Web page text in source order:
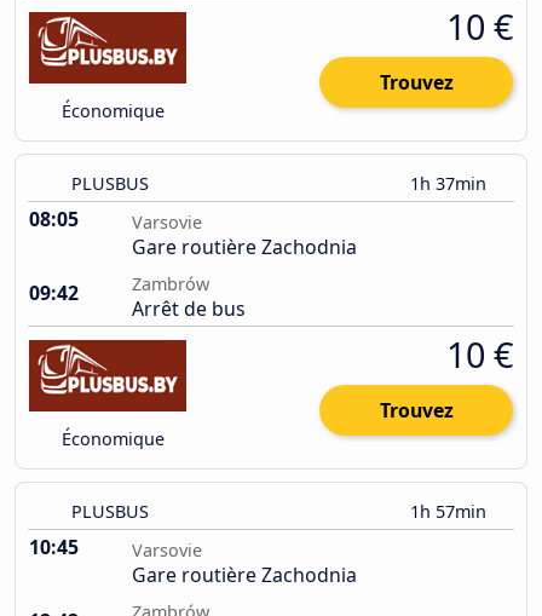
Économique
10 €
Trouvez
PLUSBUS 1h 37min
08:05 Varsovie
Gare routière Zachodnia
09:42
Zambrów
Arrêt de bus
Économique
10 €
Trouvez
PLUSBUS 1h 57min
10:45 Varsovie
Gare routière Zachodnia